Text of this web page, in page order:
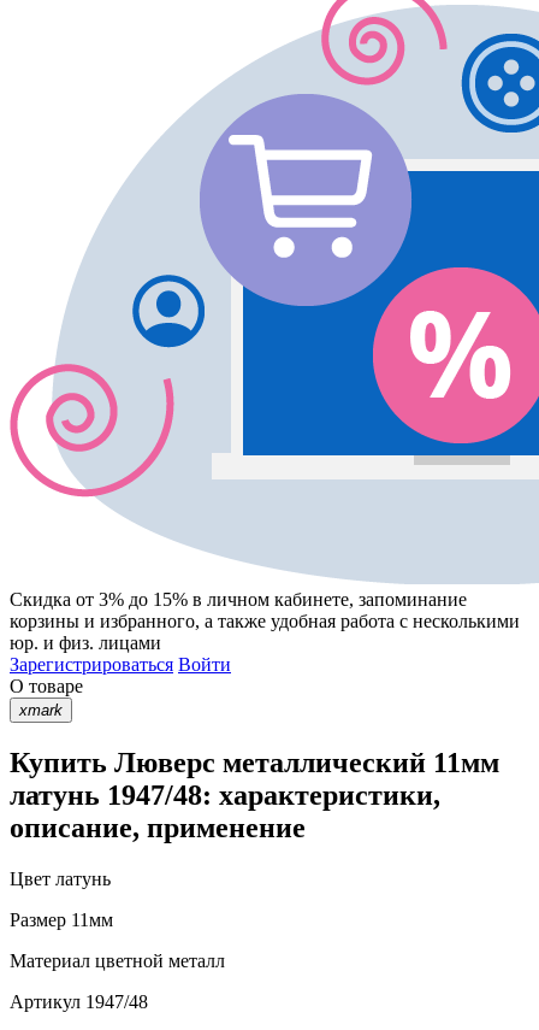
Скидка от 3% до 15% в личном кабинете, запоминание
корзины и избранного, а также удобная работа с несколькими
юр. и физ. лицами
Зарегистрироваться Войти
О товаре
xmark
Купить Люверс металлический 11мм
латунь 1947/48: характеристики,
описание, применение
Цвет латунь
Размер 11мм
Материал цветной металл
Артикул 1947/48